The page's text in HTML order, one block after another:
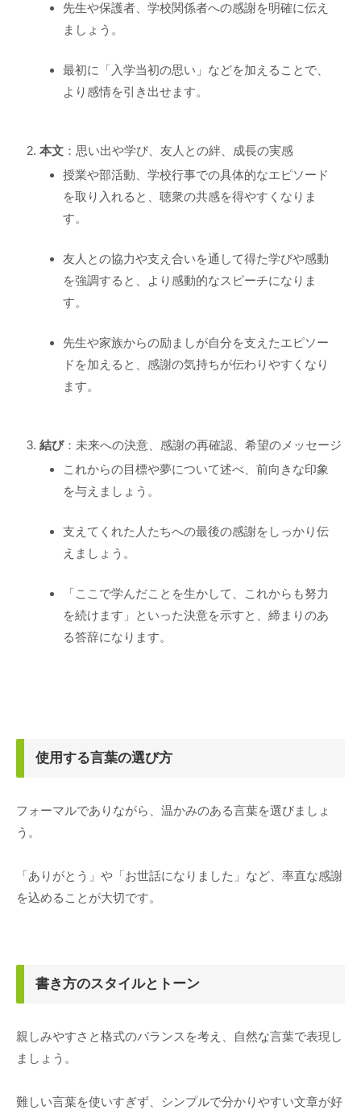
先生や保護者、学校関係者への感謝を明確に伝え
ましょう。
最初に「入学当初の思い」などを加えることで、
より感情を引き出せます。
本文 ：思い出や学び、友人との絆、成長の実感
授業や部活動、学校行事での具体的なエピソード
を取り入れると、聴衆の共感を得やすくなりま
す。
友人との協力や支え合いを通して得た学びや感動
を強調すると、より感動的なスピーチになりま
す。
先生や家族からの励ましが自分を支えたエピソー
ドを加えると、感謝の気持ちが伝わりやすくなり
ます。
結び：未来への決意、感謝の再確認、希望のメッセージ
これからの目標や夢について述べ、前向きな印象
を与えましょう。
支えてくれた人たちへの最後の感謝をしっかり伝
えましょう。
「ここで学んだことを生かして、これからも努力
を続けます」といった決意を示すと、締まりのあ
る答辞になります。
使用する言葉の選び方
フォーマルでありながら、温かみのある言葉を選びましょ
う。
「ありがとう」や「お世話になりました」など、率直な感謝
を込めることが大切です。
書き方のスタイルとトーン
親しみやすさと格式のバランスを考え、自然な言葉で表現し
ましょう。
難しい言葉を使いすぎず、シンプルで分かりやすい文章が好